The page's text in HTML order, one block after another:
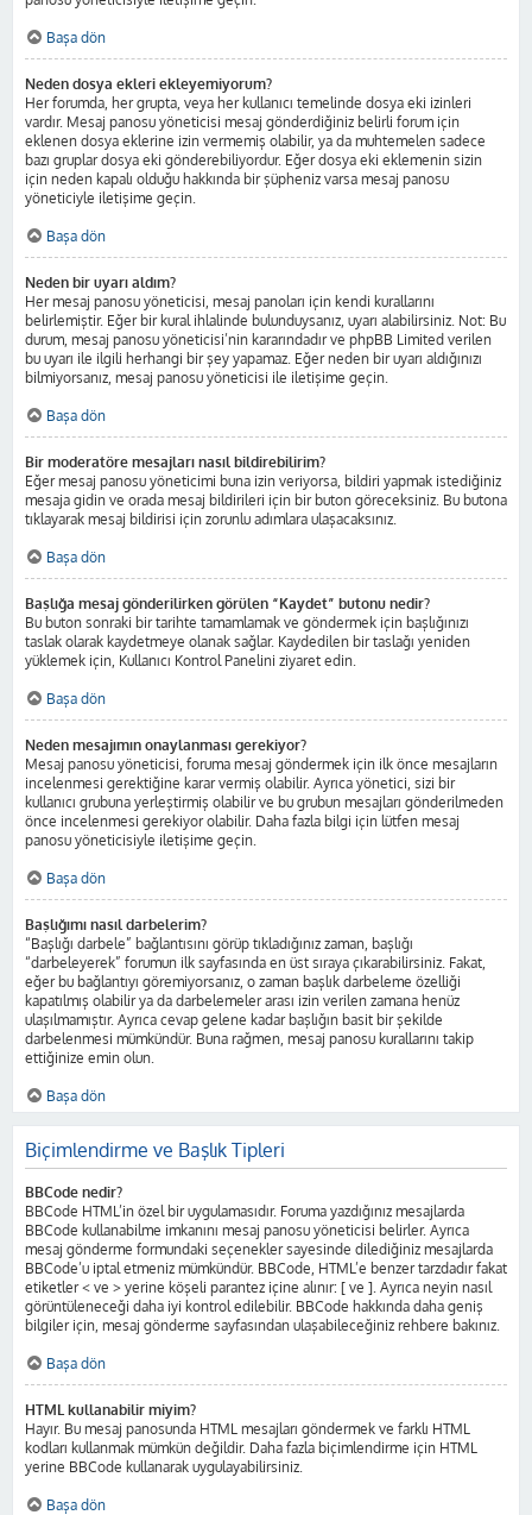
Başa dön
Neden dosya ekleri ekleyemiyorum?
Her forumda, her grupta, veya her kullanıcı temelinde dosya eki izinleri
vardır. Mesaj panosu yöneticisi mesaj gönderdiğiniz belirli forum için
eklenen dosya eklerine izin vermemiş olabilir, ya da muhtemelen sadece
bazı gruplar dosya eki gönderebiliyordur. Eğer dosya eki eklemenin sizin
için neden kapalı olduğu hakkında bir şüpheniz varsa mesaj panosu
yöneticiyle iletişime geçin.
Başa dön
Neden bir uyarı aldım?
Her mesaj panosu yöneticisi, mesaj panoları için kendi kurallarını
belirlemiştir. Eğer bir kural ihlalinde bulunduysanız, uyarı alabilirsiniz. Not: Bu
durum, mesaj panosu yöneticisi’nin kararındadır ve phpBB Limited verilen
bu uyarı ile ilgili herhangi bir şey yapamaz. Eğer neden bir uyarı aldığınızı
bilmiyorsanız, mesaj panosu yöneticisi ile iletişime geçin.
Başa dön
Bir moderatöre mesajları nasıl bildirebilirim?
Eğer mesaj panosu yöneticimi buna izin veriyorsa, bildiri yapmak istediğiniz
mesaja gidin ve orada mesaj bildirileri için bir buton göreceksiniz. Bu butona
tıklayarak mesaj bildirisi için zorunlu adımlara ulaşacaksınız.
Başa dön
Başlığa mesaj gönderilirken görülen “Kaydet” butonu nedir?
Bu buton sonraki bir tarihte tamamlamak ve göndermek için başlığınızı
taslak olarak kaydetmeye olanak sağlar. Kaydedilen bir taslağı yeniden
yüklemek için, Kullanıcı Kontrol Panelini ziyaret edin.
Başa dön
Neden mesajımın onaylanması gerekiyor?
Mesaj panosu yöneticisi, foruma mesaj göndermek için ilk önce mesajların
incelenmesi gerektiğine karar vermiş olabilir. Ayrıca yönetici, sizi bir
kullanıcı grubuna yerleştirmiş olabilir ve bu grubun mesajları gönderilmeden
önce incelenmesi gerekiyor olabilir. Daha fazla bilgi için lütfen mesaj
panosu yöneticisiyle iletişime geçin.
Başa dön
Başlığımı nasıl darbelerim?
“Başlığı darbele” bağlantısını görüp tıkladığınız zaman, başlığı
“darbeleyerek” forumun ilk sayfasında en üst sıraya çıkarabilirsiniz. Fakat,
eğer bu bağlantıyı göremiyorsanız, o zaman başlık darbeleme özelliği
kapatılmış olabilir ya da darbelemeler arası izin verilen zamana henüz
ulaşılmamıştır. Ayrıca cevap gelene kadar başlığın basit bir şekilde
darbelenmesi mümkündür. Buna rağmen, mesaj panosu kurallarını takip
ettiğinize emin olun.
Başa dön
Biçimlendirme ve Başlık Tipleri
BBCode nedir?
BBCode HTML’in özel bir uygulamasıdır. Foruma yazdığınız mesajlarda
BBCode kullanabilme imkanını mesaj panosu yöneticisi belirler. Ayrıca
mesaj gönderme formundaki seçenekler sayesinde dilediğiniz mesajlarda
BBCode’u iptal etmeniz mümkündür. BBCode, HTML’e benzer tarzdadır fakat
etiketler < ve > yerine köşeli parantez içine alınır: [ ve ]. Ayrıca neyin nasıl
görüntüleneceği daha iyi kontrol edilebilir. BBCode hakkında daha geniş
bilgiler için, mesaj gönderme sayfasından ulaşabileceğiniz rehbere bakınız.
Başa dön
HTML kullanabilir miyim?
Hayır. Bu mesaj panosunda HTML mesajları göndermek ve farklı HTML
kodları kullanmak mümkün değildir. Daha fazla biçimlendirme için HTML
yerine BBCode kullanarak uygulayabilirsiniz.
Başa dön